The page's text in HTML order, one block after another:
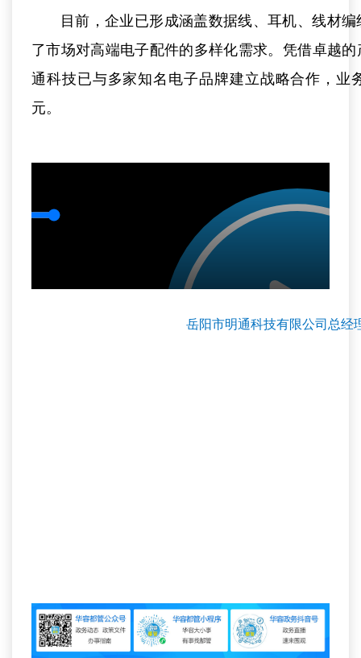
目前，企业已形成涵盖数据线、耳机、线材
了市场对高端电子配件的多样化需求。凭借卓越
通科技已与多家知名电子品牌建立战略合作，业
元。
Enter
岳阳市明通科技有限公司总经